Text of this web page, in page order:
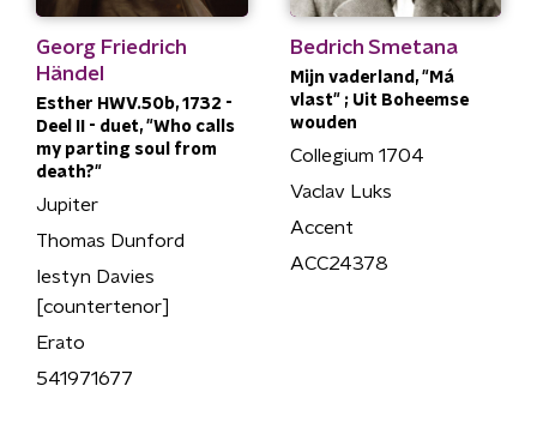
Georg Friedrich
Händel
Esther HWV.50b, 1732 -
Deel II - duet, "Who calls
my parting soul from
death?"
Jupiter
Thomas Dunford
Iestyn Davies
[countertenor]
Erato
541971677
Bedrich Smetana
Mijn vaderland, "Má
vlast" ; Uit Boheemse
wouden
Collegium 1704
Vaclav Luks
Accent
ACC24378